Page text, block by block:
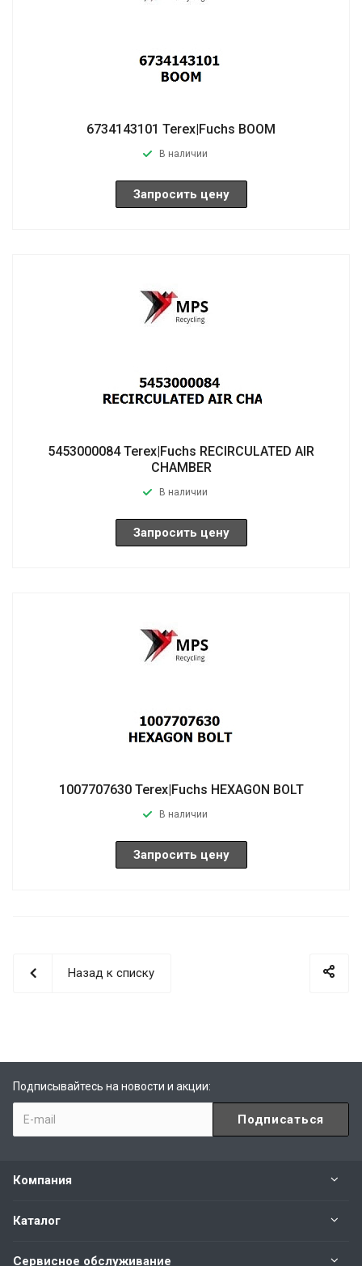
6734143101 Terex|Fuchs BOOM
В наличии
Запросить цену
5453000084 Terex|Fuchs RECIRCULATED AIR
CHAMBER
В наличии
Запросить цену
1007707630 Terex|Fuchs HEXAGON BOLT
В наличии
Запросить цену
Назад к списку
Подписывайтесь на новости и акции:
Компания
Каталог
Сервисное обслуживание